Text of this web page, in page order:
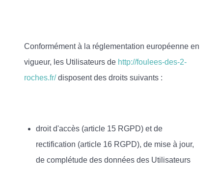
Conformément à la réglementation européenne en
vigueur, les Utilisateurs de http://foulees-des-2-
roches.fr/disposent des droits suivants :
droit d'accès (article 15 RGPD) et de
rectification (article 16 RGPD), de mise à jour,
de complétude des données des Utilisateurs